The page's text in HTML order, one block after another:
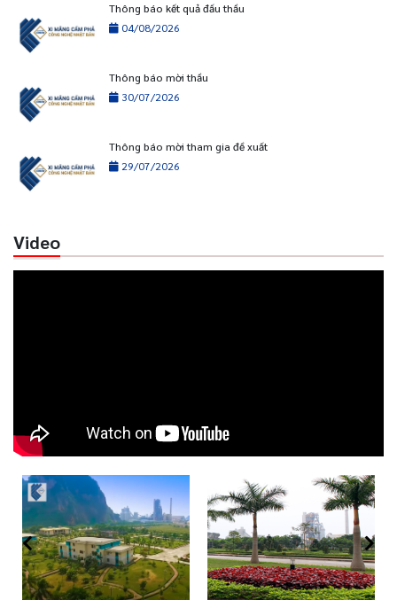
Thông báo kết quả đấu thầu
04/08/2026
Thông báo mời thầu
30/07/2026
Thông báo mời tham gia đề xuất
29/07/2026
Video